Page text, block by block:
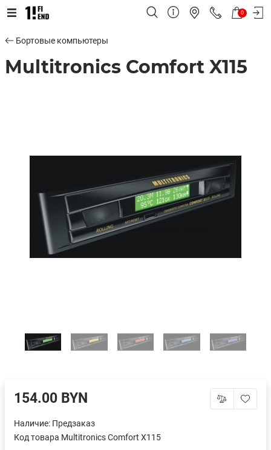
0
Бортовые компьютеры
Multitronics Comfort X115
154.00 BYN
Наличие: Предзаказ
Код товара Multitronics Comfort X115